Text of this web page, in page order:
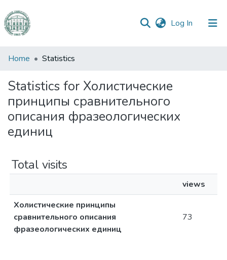
Log In (current)
Communities
Collections
All of DSpace
Home Statistics
Statistics for Холистические
принципы сравнительного
описания фразеологических
единиц
Total visits
views
Холистические принципы
сравнительного описания
фразеологических единиц
73